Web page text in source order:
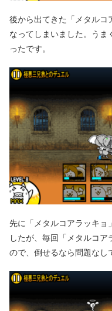
後から出てきた「メタルコ
なってしまいました。うま
ったです。
先に「メタルコアラッキョ
したが、毎回「メタルコア
ので、倒せるなら問題なし